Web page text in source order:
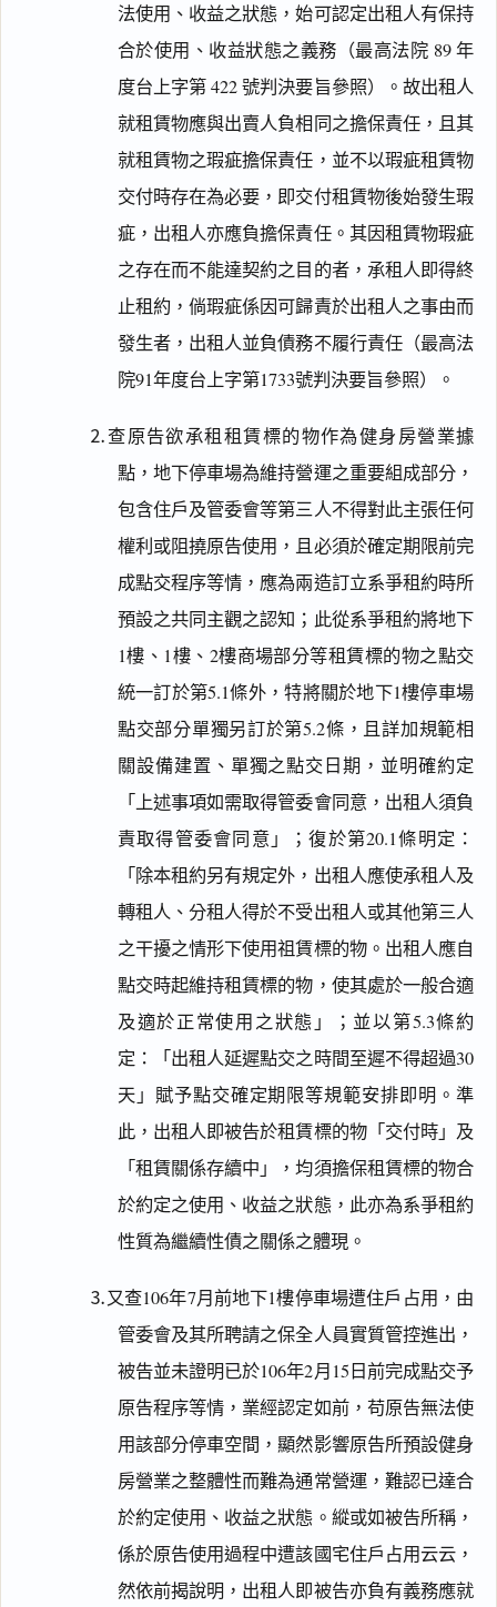
法使用、收益之狀態，始可認定出租人有保持
合於使用、收益狀態之義務（最高法院 89 年
度台上字第 422 號判決要旨參照）。故出租人
就租賃物應與出賣人負相同之擔保責任，且其
就租賃物之瑕疵擔保責任，並不以瑕疵租賃物
交付時存在為必要，即交付租賃物後始發生瑕
疵，出租人亦應負擔保責任。其因租賃物瑕疵
之存在而不能達契約之目的者，承租人即得終
止租約，倘瑕疵係因可歸責於出租人之事由而
發生者，出租人並負債務不履行責任（最高法
院91年度台上字第1733號判決要旨參照）。
⒉查原告欲承租租賃標的物作為健身房營業據
點，地下停車場為維持營運之重要組成部分，
包含住戶及管委會等第三人不得對此主張任何
權利或阻撓原告使用，且必須於確定期限前完
成點交程序等情，應為兩造訂立系爭租約時所
預設之共同主觀之認知；此從系爭租約將地下
1樓、1樓、2樓商場部分等租賃標的物之點交
統一訂於第5.1條外，特將關於地下1樓停車場
點交部分單獨另訂於第5.2條，且詳加規範相
關設備建置、單獨之點交日期，並明確約定
「上述事項如需取得管委會同意，出租人須負
責取得管委會同意」；復於第20.1條明定：
「除本租約另有規定外，出租人應使承租人及
轉租人、分租人得於不受出租人或其他第三人
之干擾之情形下使用祖賃標的物。出租人應自
點交時起維持租賃標的物，使其處於一般合適
及適於正常使用之狀態」；並以第5.3條約
定：「出租人延遲點交之時間至遲不得超過30
天」賦予點交確定期限等規範安排即明。準
此，出租人即被告於租賃標的物「交付時」及
「租賃關係存續中」，均須擔保租賃標的物合
於約定之使用、收益之狀態，此亦為系爭租約
性質為繼續性債之關係之體現。
⒊又查106年7月前地下1樓停車場遭住戶占用，由
管委會及其所聘請之保全人員實質管控進出，
被告並未證明已於106年2月15日前完成點交予
原告程序等情，業經認定如前，苟原告無法使
用該部分停車空間，顯然影響原告所預設健身
房營業之整體性而難為通常營運，難認已達合
於約定使用、收益之狀態。縱或如被告所稱，
係於原告使用過程中遭該國宅住戶占用云云，
然依前揭說明，出租人即被告亦負有義務應就